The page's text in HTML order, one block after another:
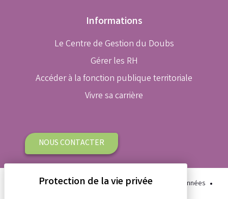
Informations
Le Centre de Gestion du Doubs
Gérer les RH
Accéder à la fonction publique territoriale
Vivre sa carrière
NOUS CONTACTER
Plan du site Aide et accessibilité
Protection des données